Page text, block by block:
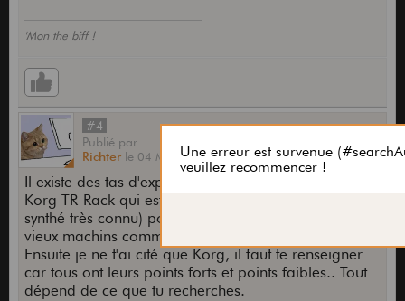
'Mon the biff !
#4
Publié par
Richter le 04 Mar 2008,19:50
Il existe des tas d'expandeurs pas chers.. Tu as le
Korg TR-Rack qui est la version rack du Trinity (un
synthé très connu) pour 250 € Ou sinon d'autres
vieux machins comme le M1-r pour environ 180 €.
Ensuite je ne t'ai cité que Korg, il faut te renseigner
car tous ont leurs points forts et points faibles.. Tout
dépend de ce que tu recherches.